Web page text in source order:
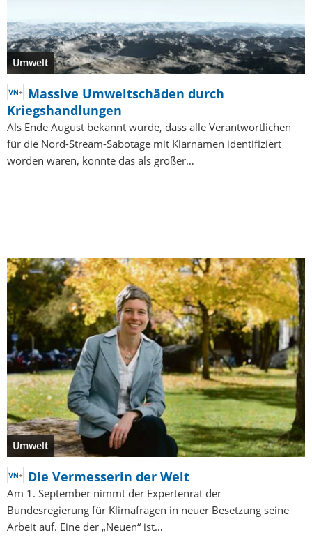
Umwelt
Massive Umweltschäden durch
Kriegshandlungen
Als Ende August bekannt wurde, dass alle Verantwortlichen
für die Nord-Stream-Sabotage mit Klarnamen identifiziert
worden waren, konnte das als großer…
Umwelt
Die Vermesserin der Welt
Am 1. September nimmt der Expertenrat der
Bundesregierung für Klimafragen in neuer Besetzung seine
Arbeit auf. Eine der „Neuen“ ist…